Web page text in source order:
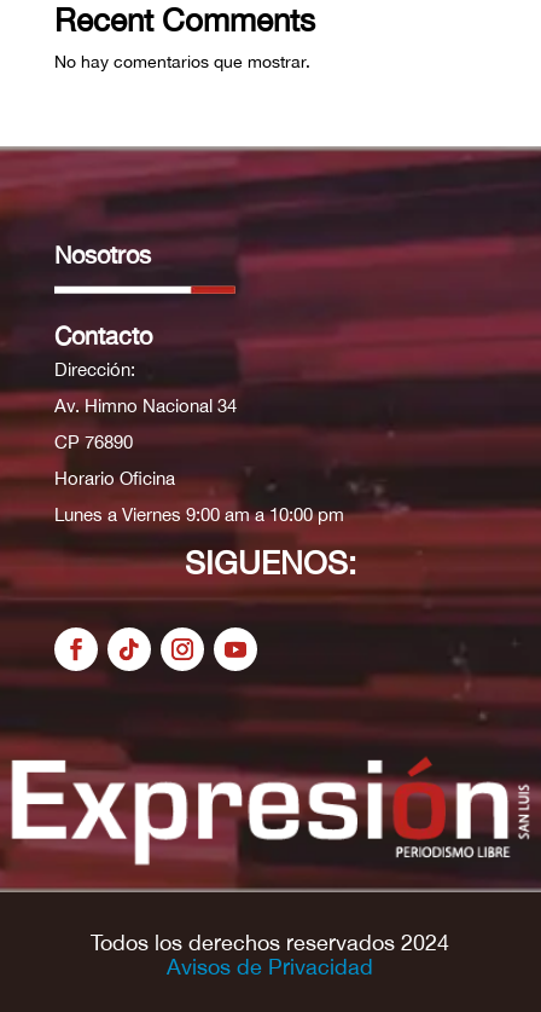
Recent Comments
No hay comentarios que mostrar.
Nosotros
Contacto
Dirección:
Av. Himno Nacional 34
CP 76890
Horario Oficina
Lunes a Viernes 9:00 am a 10:00 pm
SIGUENOS:
Todos los derechos reservados 2024
Avisos de Privacidad